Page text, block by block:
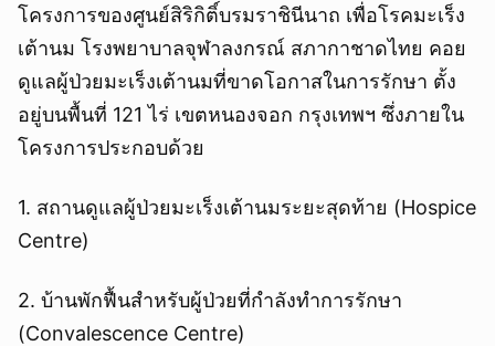
โครงการของศูนย์สิริกิติ์บรมราชินีนาถ เพื่อโรคมะเร็ง
เต้านม โรงพยาบาลจุฬาลงกรณ์ สภากาชาดไทย คอย
ดูแลผู้ป่วยมะเร็งเต้านมที่ขาดโอกาสในการรักษา ตั้ง
อยู่บนพื้นที่ 121 ไร่ เขตหนองจอก กรุงเทพฯ ซึ่งภายใน
โครงการประกอบด้วย
1. สถานดูแลผู้ป่วยมะเร็งเต้านมระยะสุดท้าย (Hospice
Centre)
2. บ้านพักฟื้นสำหรับผู้ป่วยที่กำลังทำการรักษา
(Convalescence Centre)